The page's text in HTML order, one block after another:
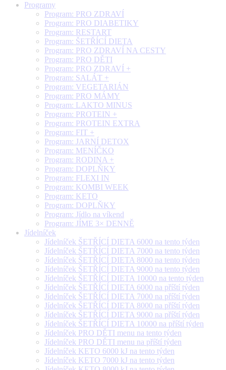
Programy
Program: PRO ZDRAVÍ
Program: PRO DIABETIKY
Program: RESTART
Program: ŠETŘÍCÍ DIETA
Program: PRO ZDRAVÍ NA CESTY
Program: PRO DĚTI
Program: PRO ZDRAVÍ +
Program: SALÁT +
Program: VEGETARIÁN
Program: PRO MÁMY
Program: LAKTO MINUS
Program: PROTEIN +
Program: PROTEIN EXTRA
Program: FIT +
Program: JARNÍ DETOX
Program: MENÍČKO
Program: RODINA +
Program: DOPLŇKY
Program: FLEXI IN
Program: KOMBI WEEK
Program: KETO
Program: DOPLŇKY
Program: Jídlo na víkend
Program: JÍME 3× DENNĚ
Jídelníček
Jídelníček ŠETŘÍCÍ DIETA 6000 na tento týden
Jídelníček ŠETŘÍCÍ DIETA 7000 na tento týden
Jídelníček ŠETŘÍCÍ DIETA 8000 na tento týden
Jídelníček ŠETŘÍCÍ DIETA 9000 na tento týden
Jídelníček ŠETŘÍCÍ DIETA 10000 na tento týden
Jídelníček ŠETŘÍCÍ DIETA 6000 na příští týden
Jídelníček ŠETŘÍCÍ DIETA 7000 na příští týden
Jídelníček ŠETŘÍCÍ DIETA 8000 na příští týden
Jídelníček ŠETŘÍCÍ DIETA 9000 na příští týden
Jídelníček ŠETŘÍCÍ DIETA 10000 na příští týden
Jídelníček PRO DĚTI menu na tento týden
Jídelníček PRO DĚTI menu na příští týden
Jídelníček KETO 6000 kJ na tento týden
Jídelníček KETO 7000 kJ na tento týden